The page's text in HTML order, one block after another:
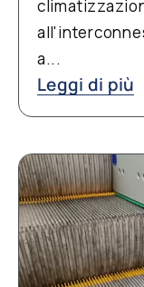
a...
Leggi di più